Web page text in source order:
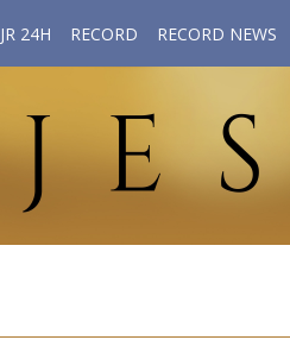
JR 24H RECORD RECORD NEWS